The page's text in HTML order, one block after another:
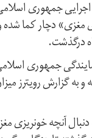
جمهوری
دچار کما شده
درگذشت.
جمهوری
گزارش رویترز
آنچه